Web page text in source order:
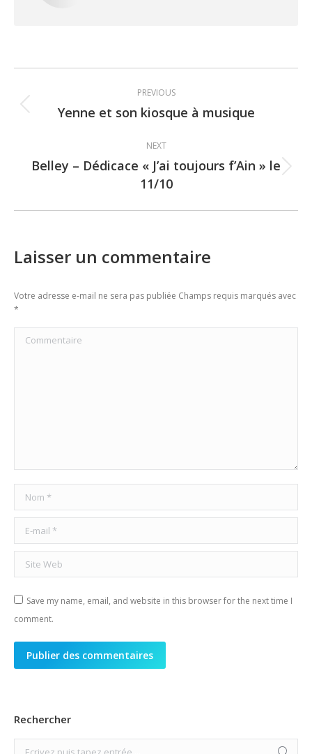
navigation
PREVIOUS
Previous
Yenne et son kiosque à musique
NEXT
Next
post:
Belley – Dédicace « J’ai toujours f’Ain » le
11/10
Laisser un commentaire
Votre adresse e-mail ne sera pas publiée Champs requis marqués avec
*
Commentaire
Nom *
E-mail *
Site Web
Save my name, email, and website in this browser for the next time I
comment.
Publier des commentaires
Rechercher
Search: